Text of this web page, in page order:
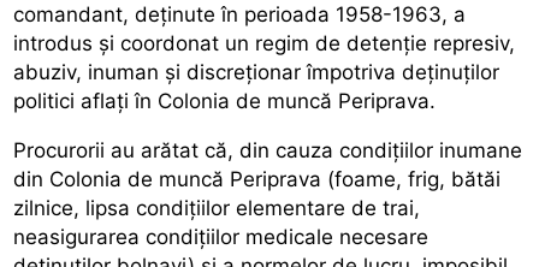
comandant, deţinute în perioada 1958-1963, a
introdus şi coordonat un regim de detenţie represiv,
abuziv, inuman şi discreţionar împotriva deţinuţilor
politici aflaţi în Colonia de muncă Periprava.
Procurorii au arătat că, din cauza condiţiilor inumane
din Colonia de muncă Periprava (foame, frig, bătăi
zilnice, lipsa condiţiilor elementare de trai,
neasigurarea condiţiilor medicale necesare